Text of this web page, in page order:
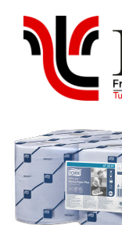
contenido